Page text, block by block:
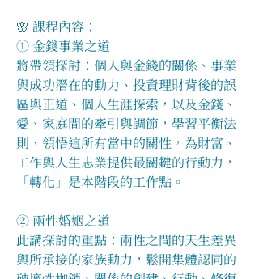
🌸 課程內容：
① 金錢事業之道
將帶領探討：個人與金錢的關係、事業
與成功潛在的動力、投資理財背後的誤
區與正道、個人生涯探索，以及金錢、
愛、家庭間的牽引與調節，學習平衡法
則、領悟這所有當中的關性，為財富、
工作與人生志業提供最關鍵的行動力，
「轉化」是本階段的工作點。
② 兩性婚姻之道
此講探討的重點：兩性之間的天生差異
與所承接的家族動力，鬆開集體認同的